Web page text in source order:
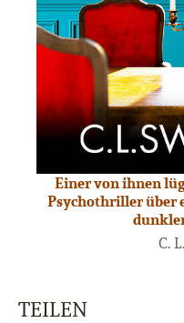
Einer von ihnen
Psychothriller über
C.
TEILEN